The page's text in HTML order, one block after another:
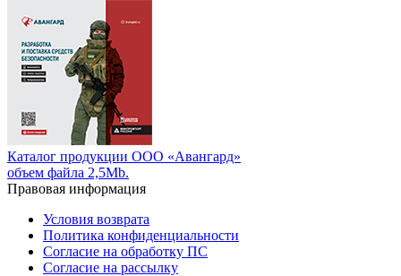
Каталог продукции ООО «Авангард»
объем файла 2,5Mb.
Правовая информация
Условия возврата
Политика конфиденциальности
Согласие на обработку ПС
Согласие на рассылку